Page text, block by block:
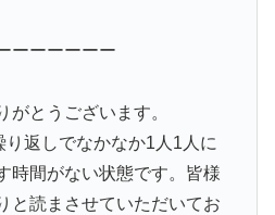
ーーーーーー
とうございます。
返しでなかなか1人1人に
時間がない状態です。皆様
と読まさせていただいてお